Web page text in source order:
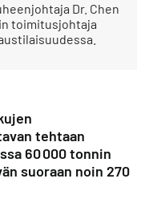
Dr. Chen
toimitusjohtaja
tehtaan
60 000 tonnin
suoraan noin 270